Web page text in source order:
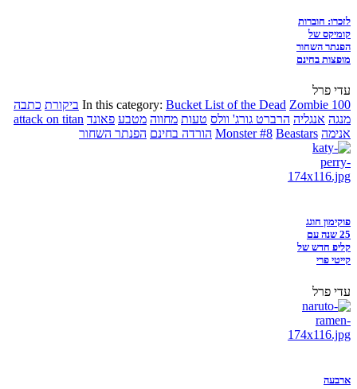
לזכרו: חוברות
קומיקס של
הפנתר השחור
מופצות בחינם
עדי פרל
In this category: Bucket List of the Dead Zombie 100 ביקורת כתבה
מנגה אנגליה הרברט גורג' וולס טעות מחווה מטבע פאונד attack on titan
אנימה
Monster #8 Beastars הורדה בחינם הפנתר השחור
פוקימון חוגג
25 שנה עם
קליפ חדש של
קייטי פרי
עדי פרל
ארבעה